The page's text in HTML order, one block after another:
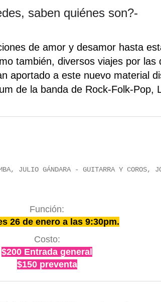
saben quiénes son?-
de amor y desamor hasta
también, diversos viajes por las
aportado a este nuevo material
de la banda de Rock-Folk-Pop,
JULIO GÁNDARA - GUITARRA Y COROS,
Función:
26 de enero a las 9:30pm.
Costo:
$200 Entrada general
$150 preventa